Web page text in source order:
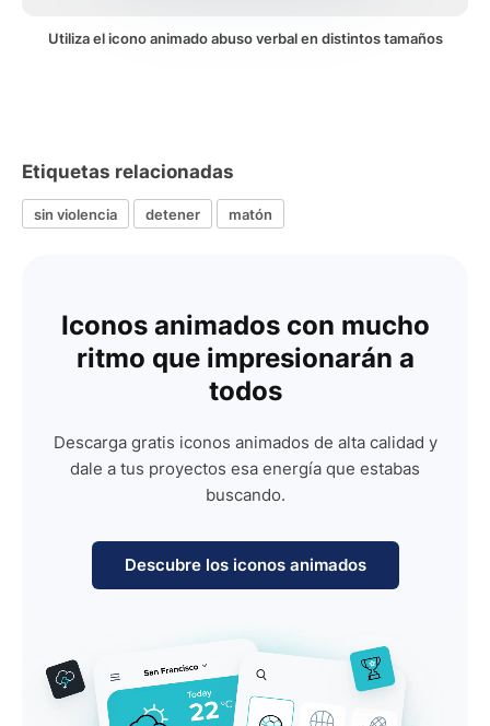
Utiliza el icono animado abuso verbal en distintos tamaños
Etiquetas relacionadas
sin violencia detener matón
Iconos animados con mucho
ritmo que impresionarán a
todos
Descarga gratis iconos animados de alta calidad y
dale a tus proyectos esa energía que estabas
buscando.
Descubre los iconos animados